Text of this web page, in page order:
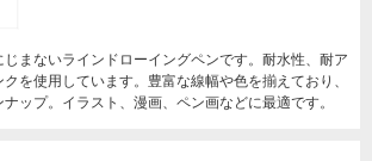
まないラインドローイングペンです。耐水性、耐ア
を使用しています。豊富な線幅や色を揃えており、
ップ。イラスト、漫画、ペン画などに最適です。